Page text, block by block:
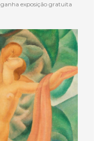
exposição gratuita